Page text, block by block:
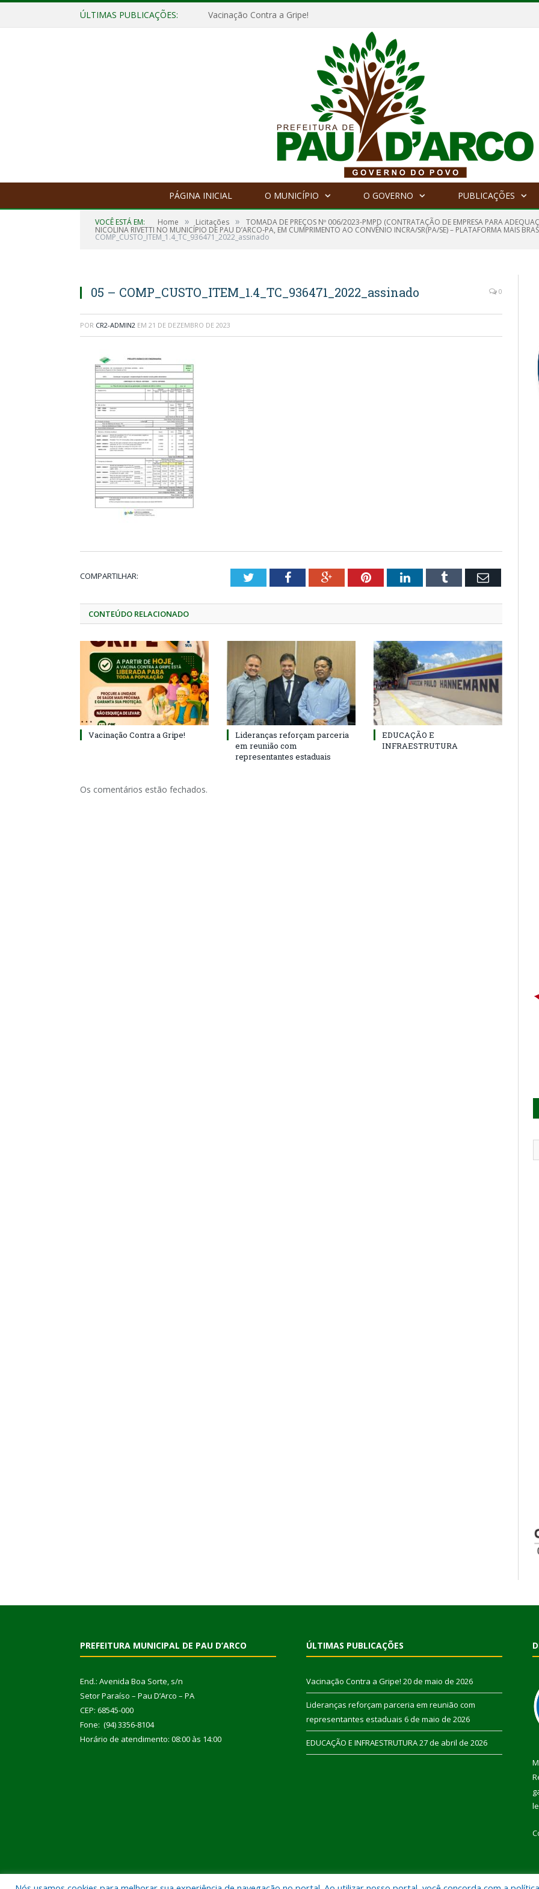
ÚLTIMAS PUBLICAÇÕES: Vacinação Contra a Gripe!
PÁGINA INICIAL O MUNICÍPIO O GOVERNO PUBLICAÇÕES
VOCÊ ESTÁ EM: Home » Licitações » TOMADA DE PREÇOS Nº 006/2023-PMPD (CONTRATAÇÃO DE EMPRESA PARA
NICOLINA RIVETTI NO MUNICÍPIO DE PAU D’ARCO-PA, EM CUMPRIMENTO AO CONVÊNIO INCRA/SR(PA/SE) – PLATAFORMA MAIS
COMP_CUSTO_ITEM_1.4_TC_936471_2022_assinado
05 – COMP_CUSTO_ITEM_1.4_TC_936471_2022_assinado 0
POR CR2-ADMIN2 EM 21 DE DEZEMBRO DE 2023
COMPARTILHAR: TwitterFacebookGoogle+PinterestLinkedInTumblr Email
CONTEÚDO RELACIONADO
Vacinação Contra a Gripe!
Lideranças reforçam parceria
em reunião com
representantes estaduais
EDUCAÇÃO E
INFRAESTRUTURA
Os comentários estão fechados.
PREFEITURA MUNICIPAL DE PAU D’ARCO
End.: Avenida Boa Sorte, s/n
Setor Paraíso – Pau D’Arco – PA
CEP: 68545-000
Fone: (94) 3356-8104
Horário de atendimento: 08:00 às 14:00
ÚLTIMAS PUBLICAÇÕES
Vacinação Contra a Gripe! 20 de maio de 2026
Lideranças reforçam parceria em reunião com
representantes estaduais 6 de maio de 2026
EDUCAÇÃO E INFRAESTRUTURA27 de abril de 2026